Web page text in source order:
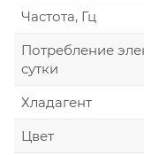
Частота, Гц
Потребление
сутки
Хладагент
Цвет